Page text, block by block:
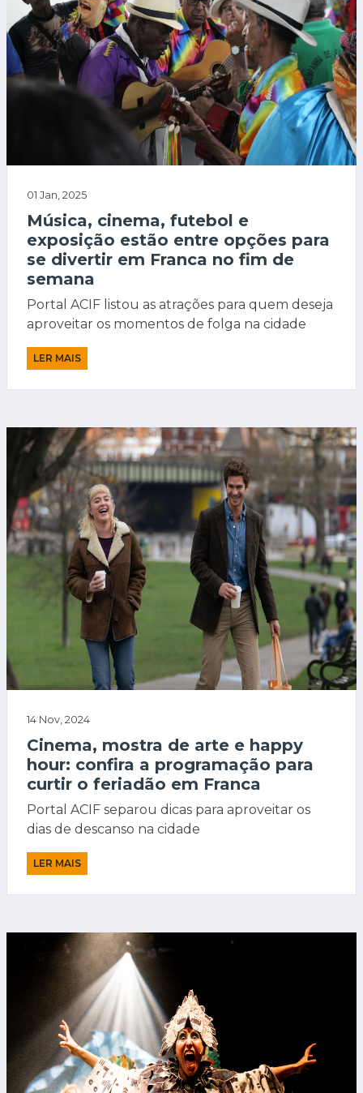
01 Jan, 2025
Música, cinema, futebol e
exposição estão entre opções para
se divertir em Franca no fim de
semana
Portal ACIF listou as atrações para quem deseja
aproveitar os momentos de folga na cidade
LER MAIS
14 Nov, 2024
Cinema, mostra de arte e happy
hour: confira a programação para
curtir o feriadão em Franca
Portal ACIF separou dicas para aproveitar os
dias de descanso na cidade
LER MAIS